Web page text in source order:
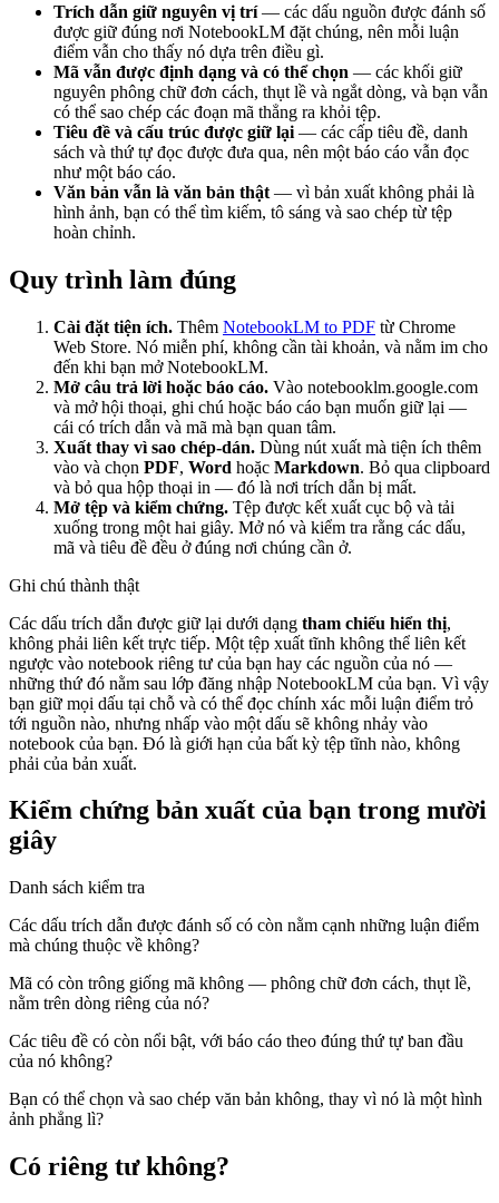
Trích dẫn giữ nguyên vị trí— các dấu nguồn được đánh số
được giữ đúng nơi NotebookLM đặt chúng, nên mỗi luận
điểm vẫn cho thấy nó dựa trên điều gì.
Mã vẫn được định dạng và có thể chọn — các khối giữ
nguyên phông chữ đơn cách, thụt lề và ngắt dòng, và bạn vẫn
có thể sao chép các đoạn mã thẳng ra khỏi tệp.
Tiêu đề và cấu trúc được giữ lại — các cấp tiêu đề, danh
sách và thứ tự đọc được đưa qua, nên một báo cáo vẫn đọc
như một báo cáo.
Văn bản vẫn là văn bản thật — vì bản xuất không phải là
hình ảnh, bạn có thể tìm kiếm, tô sáng và sao chép từ tệp
hoàn chỉnh.
Quy trình làm đúng
Cài đặt tiện ích. Thêm NotebookLM to PDF từ Chrome
Web Store. Nó miễn phí, không cần tài khoản, và nằm im cho
đến khi bạn mở NotebookLM.
Mở câu trả lời hoặc báo cáo. Vào notebooklm.google.com
và mở hội thoại, ghi chú hoặc báo cáo bạn muốn giữ lại —
cái có trích dẫn và mã mà bạn quan tâm.
Xuất thay vì sao chép-dán. Dùng nút xuất mà tiện ích thêm
vào và chọn PDF, Word hoặc Markdown. Bỏ qua clipboard
và bỏ qua hộp thoại in — đó là nơi trích dẫn bị mất.
Mở tệp và kiểm chứng. Tệp được kết xuất cục bộ và tải
xuống trong một hai giây. Mở nó và kiểm tra rằng các dấu,
mã và tiêu đề đều ở đúng nơi chúng cần ở.
Ghi chú thành thật
Các dấu trích dẫn được giữ lại dưới dạng tham chiếu hiển thị,
không phải liên kết trực tiếp. Một tệp xuất tĩnh không thể liên kết
ngược vào notebook riêng tư của bạn hay các nguồn của nó —
những thứ đó nằm sau lớp đăng nhập NotebookLM của bạn. Vì vậy
bạn giữ mọi dấu tại chỗ và có thể đọc chính xác mỗi luận điểm trỏ
tới nguồn nào, nhưng nhấp vào một dấu sẽ không nhảy vào
notebook của bạn. Đó là giới hạn của bất kỳ tệp tĩnh nào, không
phải của bản xuất.
Kiểm chứng bản xuất của bạn trong mười
giây
Danh sách kiểm tra
Các dấu trích dẫn được đánh số có còn nằm cạnh những luận điểm
mà chúng thuộc về không?
Mã có còn trông giống mã không — phông chữ đơn cách, thụt lề,
nằm trên dòng riêng của nó?
Các tiêu đề có còn nổi bật, với báo cáo theo đúng thứ tự ban đầu
của nó không?
Bạn có thể chọn và sao chép văn bản không, thay vì nó là một hình
ảnh phẳng lì?
Có riêng tư không?